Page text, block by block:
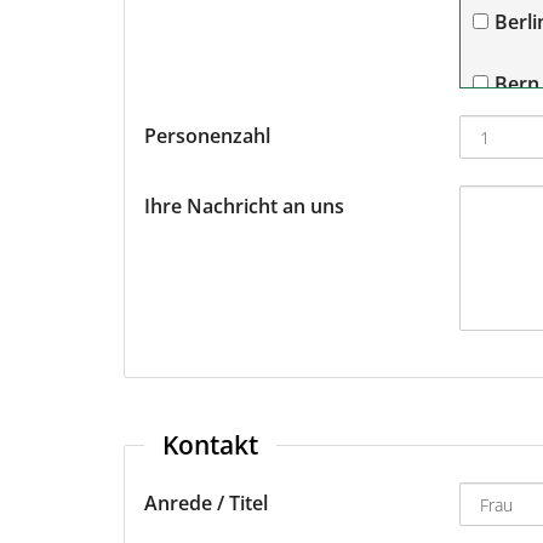
Bern
Personenzahl
Ihre Nachricht an uns
Kontakt
Anrede / Titel